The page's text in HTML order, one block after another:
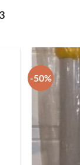
-50%